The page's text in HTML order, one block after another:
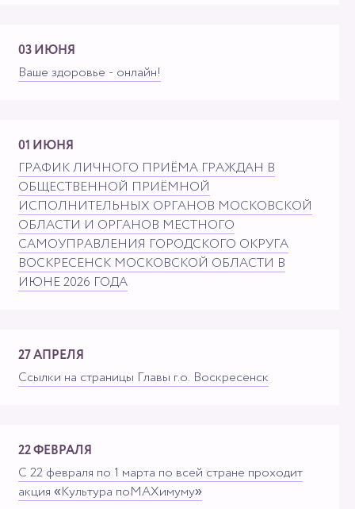
03 ИЮНЯ
Ваше здоровье - онлайн!
01 ИЮНЯ
ГРАФИК ЛИЧНОГО ПРИЁМА ГРАЖДАН В
ОБЩЕСТВЕННОЙ ПРИЁМНОЙ
ИСПОЛНИТЕЛЬНЫХ ОРГАНОВ МОСКОВСКОЙ
ОБЛАСТИ И ОРГАНОВ МЕСТНОГО
САМОУПРАВЛЕНИЯ ГОРОДСКОГО ОКРУГА
ВОСКРЕСЕНСК МОСКОВСКОЙ ОБЛАСТИ В
ИЮНЕ 2026 ГОДА
27 АПРЕЛЯ
Ссылки на страницы Главы г.о. Воскресенск
22 ФЕВРАЛЯ
С 22 февраля по 1 марта по всей стране проходит
акция «Культура поMAXимуму»